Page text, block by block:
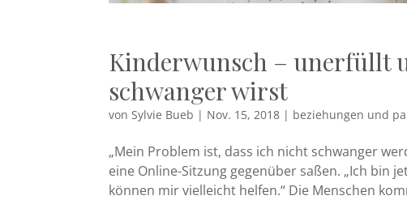
Kinderwunsch – unerfüllt
schwanger wirst
von Sylvie Bueb | Nov. 15, 2018 | beziehungen und
„Mein Problem ist, dass ich nicht schwanger
eine Online-Sitzung gegenüber saßen. „Ich bin
können mir vielleicht helfen.“ Die Menschen